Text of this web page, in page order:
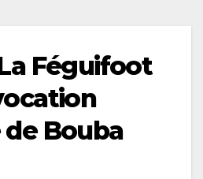
Féguifoot
Bouba